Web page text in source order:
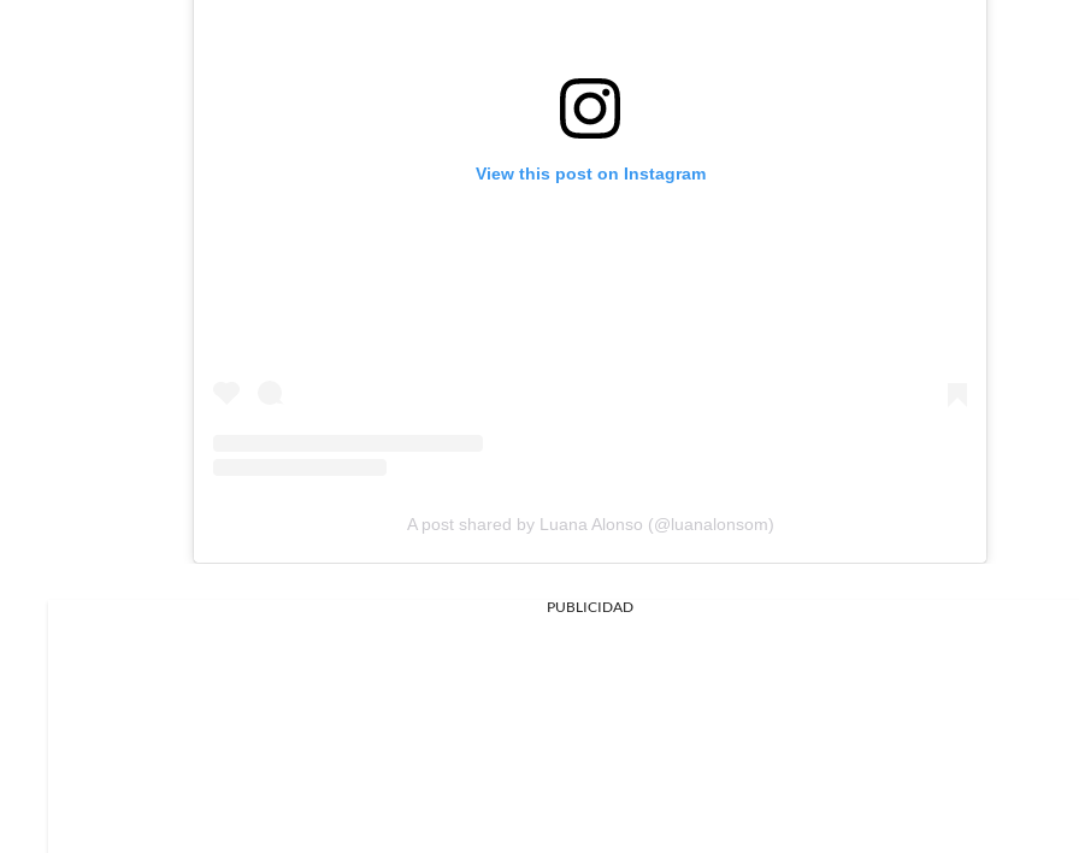
View this post on Instagram
A post shared by Luana Alonso (@luanalonsom)
PUBLICIDAD